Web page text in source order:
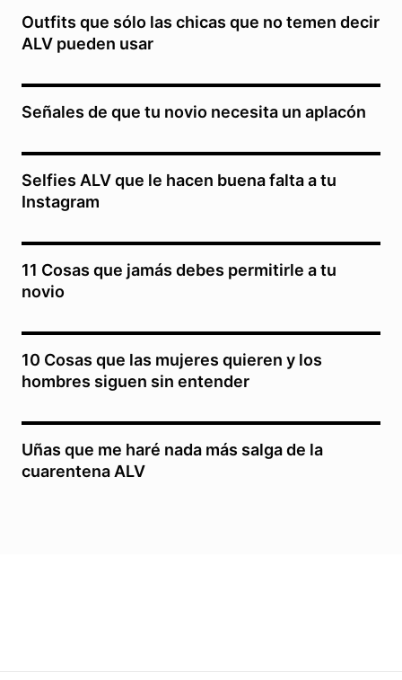
Outfits que sólo las chicas que no temen decir
ALV pueden usar
Señales de que tu novio necesita un aplacón
Selfies ALV que le hacen buena falta a tu
Instagram
11 Cosas que jamás debes permitirle a tu
novio
10 Cosas que las mujeres quieren y los
hombres siguen sin entender
Uñas que me haré nada más salga de la
cuarentena ALV